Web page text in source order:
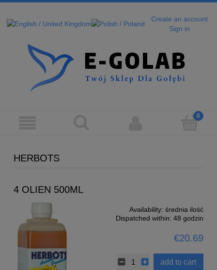
Create an account
Sign in
HERBOTS
4 OLIEN 500ML
Availability: średnia ilość
Dispatched within: 48 godzin
€20.69
add to cart